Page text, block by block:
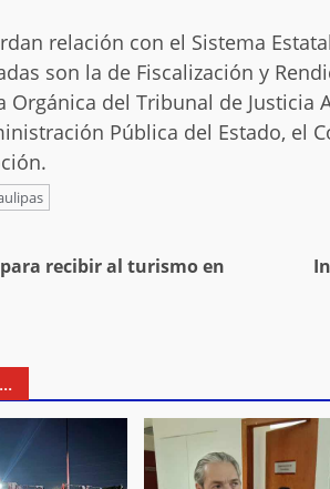
relación con el Sistema
son la de Fiscalización y
Orgánica del Tribunal de
Pública del Estado, el
recibir al turismo en